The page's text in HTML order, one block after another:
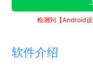
检测到【Android
软件介绍